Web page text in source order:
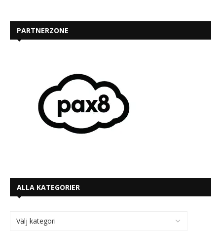
PARTNERZONE
ALLA KATEGORIER